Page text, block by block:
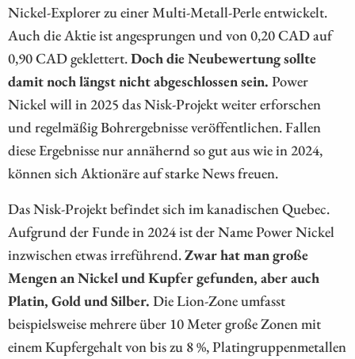
Nickel-Explorer zu einer Multi-Metall-Perle entwickelt.
Auch die Aktie ist angesprungen und von 0,20 CAD auf
0,90 CAD geklettert.Doch die Neubewertung sollte
damit noch längst nicht abgeschlossen sein. Power
Nickel will in 2025 das Nisk-Projekt weiter erforschen
und regelmäßig Bohrergebnisse veröffentlichen. Fallen
diese Ergebnisse nur annähernd so gut aus wie in 2024,
können sich Aktionäre auf starke News freuen.
Das Nisk-Projekt befindet sich im kanadischen Quebec.
Aufgrund der Funde in 2024 ist der Name Power Nickel
inzwischen etwas irreführend.Zwar hat man große
Mengen an Nickel und Kupfer gefunden, aber auch
Platin, Gold und Silber. Die Lion-Zone umfasst
beispielsweise mehrere über 10 Meter große Zonen mit
einem Kupfergehalt von bis zu 8 %, Platingruppenmetallen